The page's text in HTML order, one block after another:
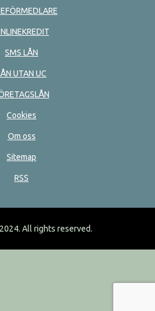
SMS LÅN
UTAN UC
Cookies
Om oss
Sitemap
RSS
All rights reserved.